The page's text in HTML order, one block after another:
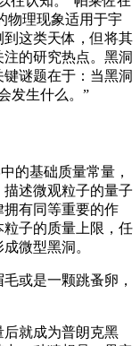
物理现象适用于宇
这类天体，但将其
的研究热点。黑洞
谜题在于：当黑洞
发生什么。”
的基础质量常量，
述微观粒子的量子
有同等重要的作
子的质量上限，任
微型黑洞。
或是一颗跳蚤卵，
就成为普朗克黑